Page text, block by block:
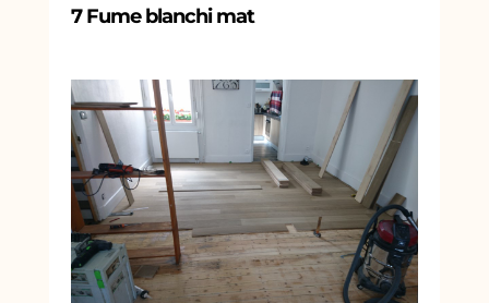
7 Fume blanchi mat